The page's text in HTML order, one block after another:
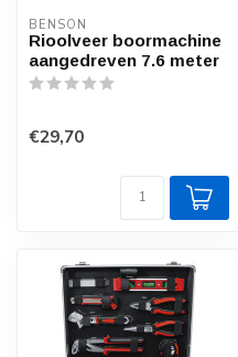
BENSON
Rioolveer boormachine
aangedreven 7.6 meter
€29,70